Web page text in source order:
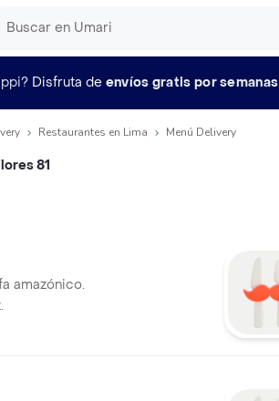
Disfruta de envíos gratis por semanas
Restaurantes en Lima Menú Delivery
81
amazónico.